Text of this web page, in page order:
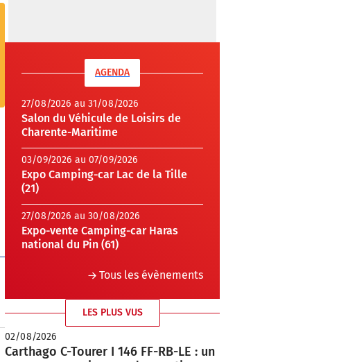
AGENDA
27/08/2026 au 31/08/2026
Salon du Véhicule de Loisirs de
Charente-Maritime
03/09/2026 au 07/09/2026
Expo Camping-car Lac de la Tille
(21)
27/08/2026 au 30/08/2026
Expo-vente Camping-car Haras
national du Pin (61)
Tous les évènements
LES PLUS VUS
02/08/2026
Carthago C-Tourer I 146 FF-RB-LE : un